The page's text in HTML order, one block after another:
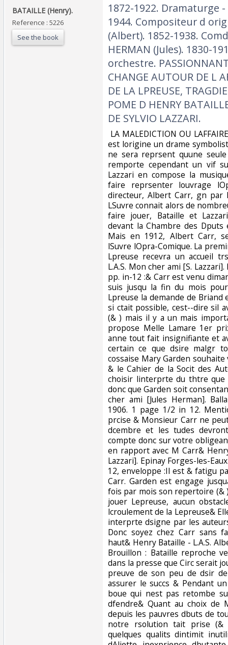
‎BATAILLE (Henry).‎
Reference : 5226
See the book
‎1872-1922. Dramaturge -
1944. Compositeur d
(Albert). 1852-1938.
HERMAN (Jules). 1830-
orchestre.
CHANGE AUTOUR DE L
DE LA LPREUSE,
POME D HENRY
DE SYLVIO LAZZARI.‎
LA MALEDICTION OU
est lorigine un drame
ne sera reprsent quune
remporte cependant un vif
Lazzari en compose la
faire reprsenter louvrage
directeur, Albert Carr, gn par
LSuvre connait alors de
faire jouer, Bataille et
devant la Chambre des
Mais en 1912, Albert Carr,
lSuvre lOpra-Comique. La
Lpreuse recevra un accueil
L.A.S. Mon cher ami [S.
pp. in-12 :& Carr est venu
suis jusqu la fin du mois
Lpreuse la demande de
si ctait possible, cest--dire sil
(& ) mais il y a un mais
propose Melle Lamare 1er
anne tout fait insignifiante et
certain ce que dsire malgr
cossaise Mary Garden
& le Cahier de la Socit des
choisir linterprte du thtre que
donc que Garden soit
cher ami [Jules Herman].
1906. 1 page 1/2 in 12.
prcise & Monsieur Carr ne
dcembre et les tudes
compte donc sur votre
en rapport avec M Carr&
Lazzari]. Epinay Forges-les-
12, enveloppe :Il est & fatigu
Carr. Garden est engage
fois par mois son repertoire (&
jouer Lepreuse, aucun
lcroulement de la Lepreuse&
interprte dsigne par les
Donc soyez chez Carr sans
haut& Henry Bataille - L.A.S.
Brouillon : Bataille reproche
dans la presse que Circ serait
preuve de son peu de dsir
assurer le succs & Pendant
boue qui nest pas retombe
dfendre& Quant au choix de
depuis les pauvres dbuts de
notre rsolution tait prise (&
quelques qualits dintimit